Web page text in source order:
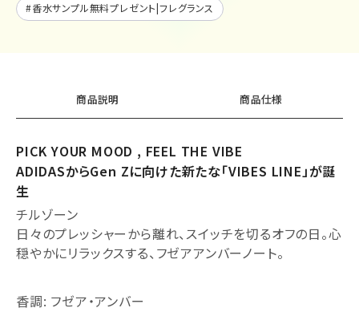
#香水サンプル無料プレゼント|フレグランス
商品説明 商品仕様
PICK YOUR MOOD , FEEL THE VIBE
ADIDASからGen Zに向けた新たな「VIBES LINE」が誕
生
チルゾーン
日々のプレッシャーから離れ、スイッチを切るオフの日。心
穏やかにリラックスする、フゼアアンバーノート。
香調: フゼア・アンバー